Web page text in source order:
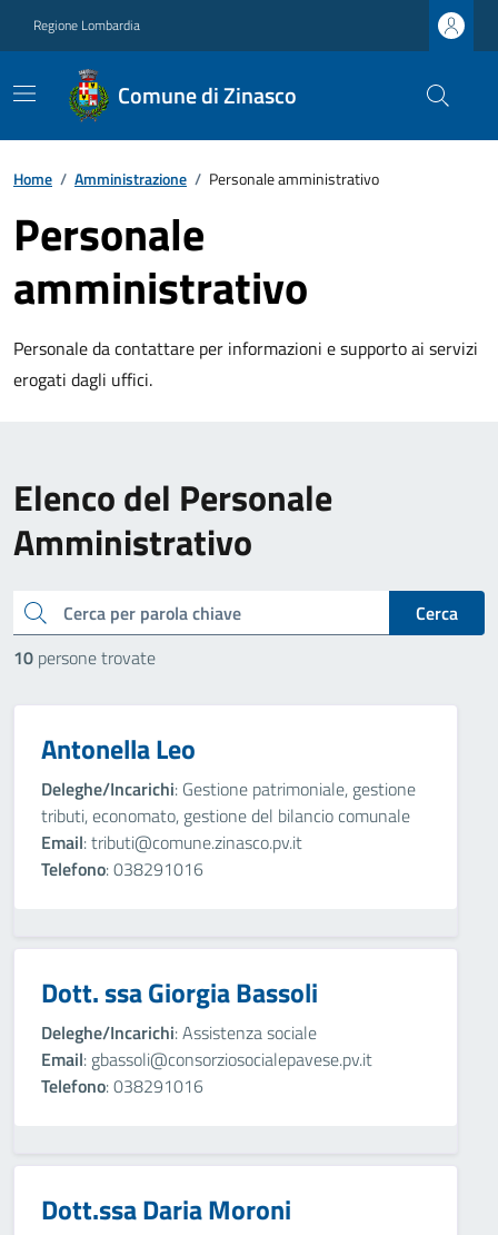
Regione Lombardia
Comune di Zinasco
Home / Amministrazione / Personale amministrativo
Personale
amministrativo
Personale da contattare per informazioni e supporto ai servizi
erogati dagli uffici.
Elenco del Personale
Amministrativo
cerca
Cerca
10 persone trovate
Antonella Leo
Deleghe/Incarichi: Gestione patrimoniale, gestione
tributi, economato, gestione del bilancio comunale
Email: tributi@comune.zinasco.pv.it
Telefono: 038291016
Dott. ssa Giorgia Bassoli
Deleghe/Incarichi: Assistenza sociale
Email: gbassoli@consorziosocialepavese.pv.it
Telefono: 038291016
Dott.ssa Daria Moroni